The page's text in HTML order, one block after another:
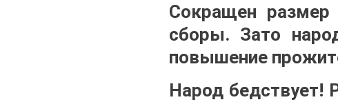
Сокращен
сборы. Зато
повышение
Народ бедствует!